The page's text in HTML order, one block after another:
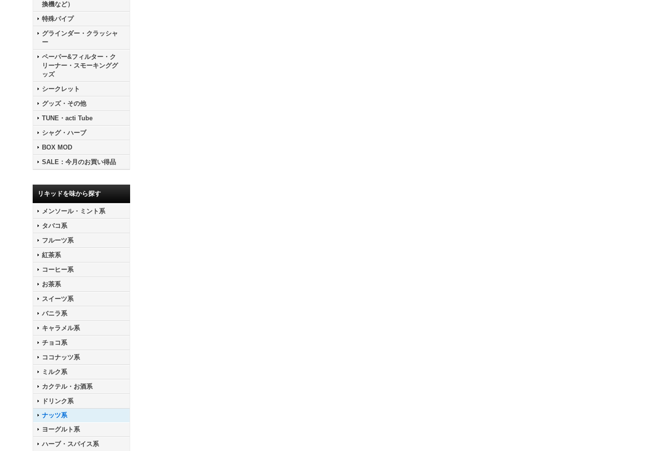
換機など）
特殊パイプ
グラインダー・クラッシャ
ー
ペーパー&フィルター・ク
リーナー・スモーキンググ
ッズ
シークレット
グッズ・その他
TUNE・acti Tube
シャグ・ハーブ
BOX MOD
SALE：今月のお買い得品
リキッドを味から探す
メンソール・ミント系
タバコ系
フルーツ系
紅茶系
コーヒー系
お茶系
スイーツ系
バニラ系
キャラメル系
チョコ系
ココナッツ系
ミルク系
カクテル・お酒系
ドリンク系
ナッツ系
ヨーグルト系
ハーブ・スパイス系